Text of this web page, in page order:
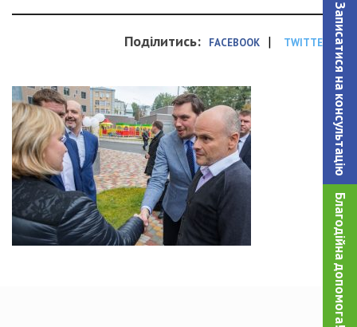
Записатися на консультацiю
Благодійна допомога!
Поділитись: FACEBOOK | TWITTER